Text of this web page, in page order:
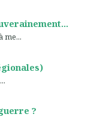
me...
?